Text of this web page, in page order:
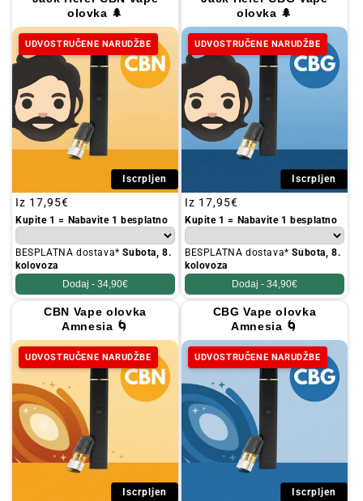
olovka 🌲
UDVOSTRUČENE NARUDŽBE
Iscrpljen
Redovna
cijena
Iz 17,95€
Kupite 1 = Nabavite 1 besplatno
BESPLATNA dostava*Subota, 8.
kolovoza
Dodaj - 34,90€
olovka 🌲
UDVOSTRUČENE NARUDŽBE
Iscrpljen
Redovna
cijena
Iz 17,95€
Kupite 1 = Nabavite 1 besplatno
BESPLATNA dostava*Subota, 8.
kolovoza
Dodaj - 34,90€
CBN Vape olovka
Amnesia 🌀
UDVOSTRUČENE NARUDŽBE
Iscrpljen
CBG Vape olovka
Amnesia 🌀
UDVOSTRUČENE NARUDŽBE
Iscrpljen